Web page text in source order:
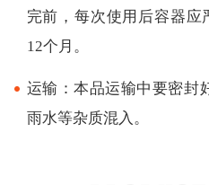
完前，每次使用后容器应
12个月。
运输：本品运输中要密封
雨水等杂质混入。